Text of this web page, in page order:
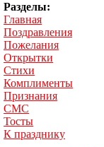
Разделы:
Главная
Поздравления
Пожелания
Открытки
Стихи
Комплименты
Признания
СМС
Тосты
К празднику